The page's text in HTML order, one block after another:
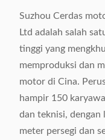
Suzhou Cerdas
Ltd adalah salah
tinggi yang
memproduksi dan
motor di Cina.
hampir 150
dan teknisi, dengan
meter persegi dan